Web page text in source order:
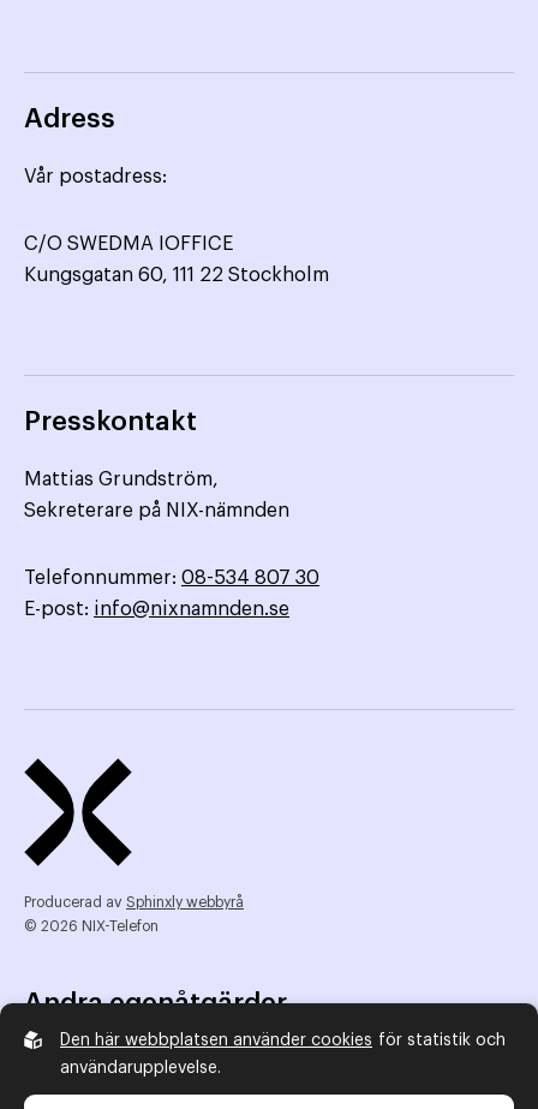
Adress
Vår postadress:
C/O SWEDMA IOFFICE
Kungsgatan 60, 111 22 Stockholm
Presskontakt
Mattias Grundström,
Sekreterare på NIX-nämnden
Telefonnummer: 08-534 807 30
E-post: info@nixnamnden.se
Producerad av Sphinxly webbyrå
© 2026 NIX-Telefon
Andra egenåtgärder
NIX Telefon
NIX addresserat
Den här webbplatsen använder cookies för statistik och
användarupplevelse.